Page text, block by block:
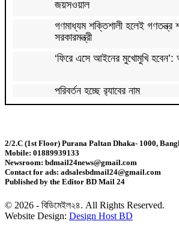
জয়সওয়াল
গণমাধ্যম শক্তিশালী হলেই গণতন্ত্র
সরকারমন্ত্রী
‘ফিরে এসে আইনের মুখোমুখি হবেন’:
পরিবর্তন হচ্ছে র‌্যাবের নাম
২০০ টাকার নিচে নেই মাছ ও মুরগি,
সিলেটে দুই বাসের মুখোমুখি সংঘর্ষে
দেশের সাত অঞ্চলে ৬০ কিলোমিটার
2/2.C (1st Floor) Purana Paltan Dhaka- 1000,
Mobile: 01889939133
Newsroom: bdmail24news@gmail.com
Contact for ads: adsalesbdmail24@gmail.com
Published by the Editor BD Mail 24
© 2026 - বিডিমেইল২৪. All Rights Reserved.
Website Design: Design Host BD